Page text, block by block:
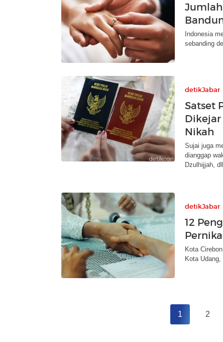
Indonesia
sebanding
detikJabar
Satset
Nikah
Sujai juga
dianggap
Dzulhijjah, dll.
detikJabar
12
Kota
Kota
1 2